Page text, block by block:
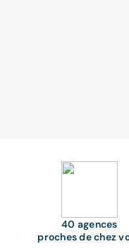
40 agences
proches de chez